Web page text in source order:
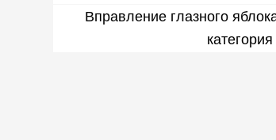
Вправление глазного